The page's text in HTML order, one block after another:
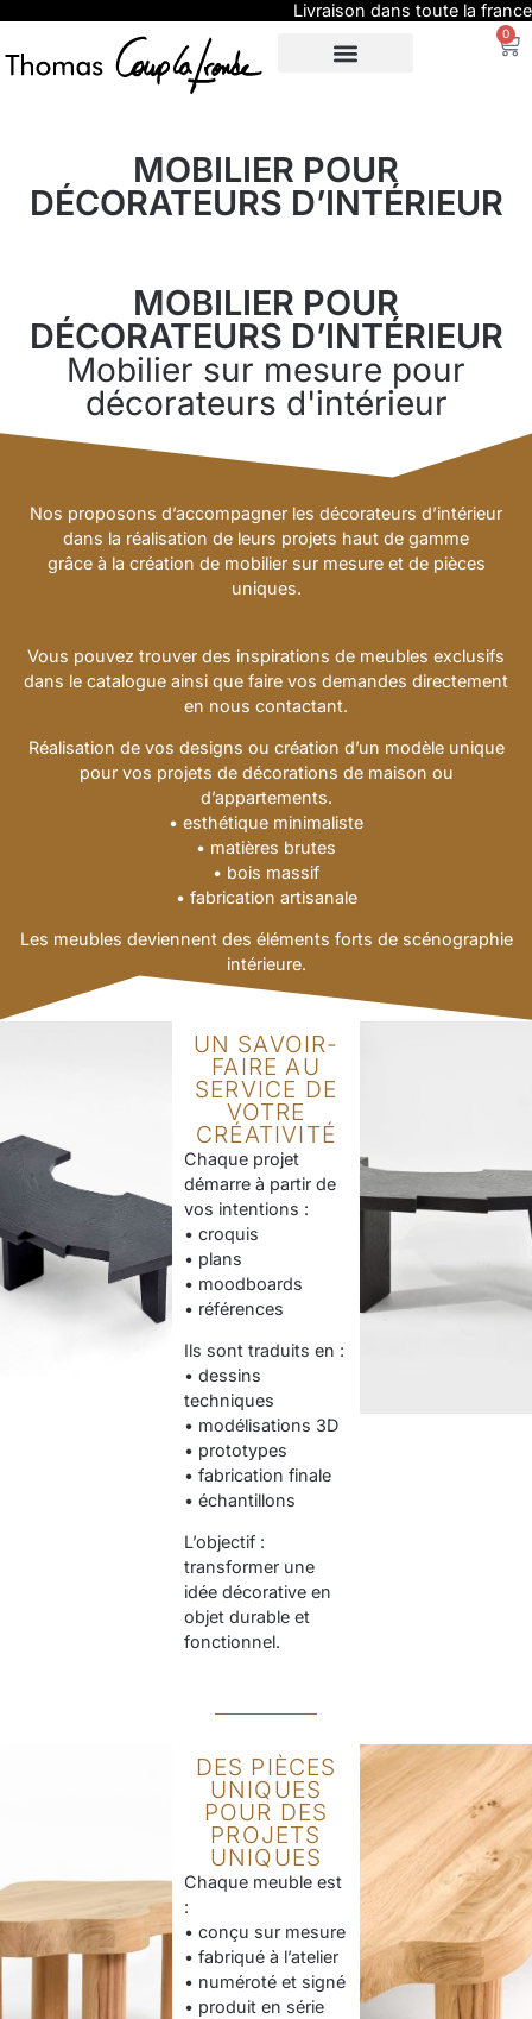
Livraison dans toute la france
0
MOBILIER POUR
DÉCORATEURS D’INTÉRIEUR
MOBILIER POUR
DÉCORATEURS D’INTÉRIEUR
Mobilier sur mesure pour
décorateurs d'intérieur
Nos proposons d’accompagner les décorateurs d’intérieur
dans la réalisation de leurs projets haut de gamme
grâce à la création de mobilier sur mesure et de pièces
uniques.
Vous pouvez trouver des inspirations de meubles exclusifs
dans le catalogue ainsi que faire vos demandes directement
en nous contactant.
Réalisation de vos designs ou création d’un modèle unique
pour vos projets de décorations de maison ou
d’appartements.
• esthétique minimaliste
• matières brutes
• bois massif
• fabrication artisanale
Les meubles deviennent des éléments forts de scénographie
intérieure.
UN SAVOIR-
FAIRE AU
SERVICE DE
VOTRE
CRÉATIVITÉ
Chaque projet
démarre à partir de
vos intentions :
• croquis
• plans
• moodboards
• références
Ils sont traduits en :
• dessins
techniques
• modélisations 3D
• prototypes
• fabrication finale
• échantillons
L’objectif :
transformer une
idée décorative en
objet durable et
fonctionnel.
DES PIÈCES
UNIQUES
POUR DES
PROJETS
UNIQUES
Chaque meuble est
:
• conçu sur mesure
• fabriqué à l’atelier
• numéroté et signé
• produit en série